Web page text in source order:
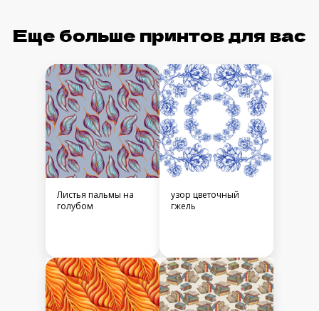
Еще больше принтов для вас
Листья пальмы на
голубом
узор цветочный
гжель